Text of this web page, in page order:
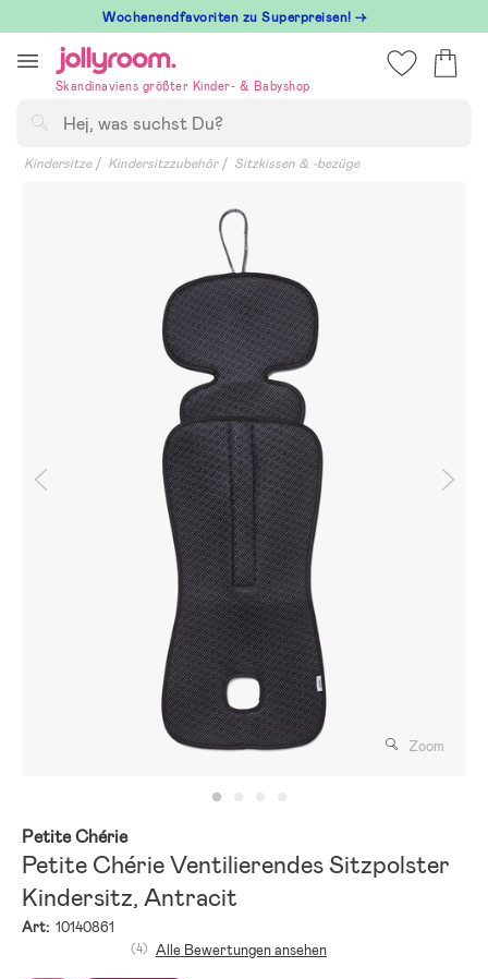
till
innehållet
Wochenendfavoriten zu Superpreisen! →
Skandinaviens größter Kinder- & Babyshop
Kindersitze Kindersitzzubehör Sitzkissen & -bezüge
Zoom
Petite Chérie
Petite Chérie Ventilierendes Sitzpolster
Kindersitz, Antracit
Art: 10140861
(4) Alle Bewertungen ansehen